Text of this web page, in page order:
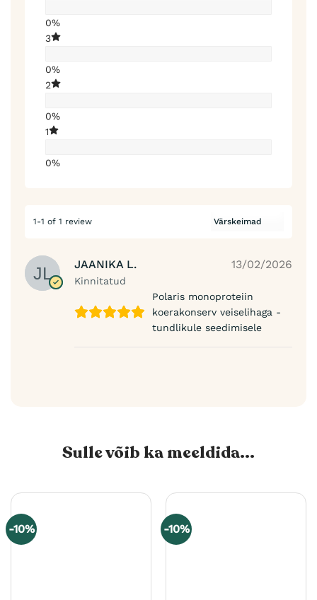
0%
3
0%
2
0%
1
0%
1-1 of 1 review
JAANIKA L.
Kinnitatud
13/02/2026
Polaris monoproteiin
koerakonserv veiselihaga -
tundlikule seedimisele
Sulle võib ka meeldida...
-10% -10%